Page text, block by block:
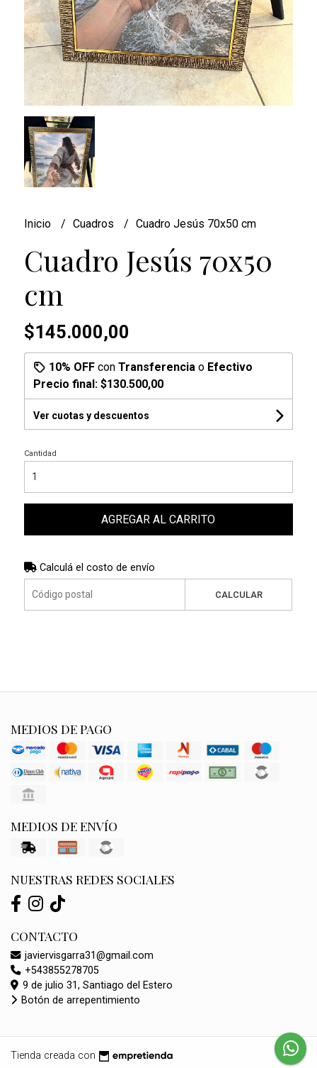
Inicio Cuadros Cuadro Jesús 70x50 cm
Cuadro Jesús 70x50
cm
$145.000,00
10% OFFcon Transferencia o Efectivo
Precio final: $130.500,00
Ver cuotas y descuentos
Cantidad
AGREGAR AL CARRITO
Calculá el costo de envío
CALCULAR
MEDIOS DE PAGO
MEDIOS DE ENVÍO
NUESTRAS REDES SOCIALES
CONTACTO
javiervisgarra31@gmail.com
+543855278705
9 de julio 31, Santiago del Estero
Botón de arrepentimiento
Tienda creada con